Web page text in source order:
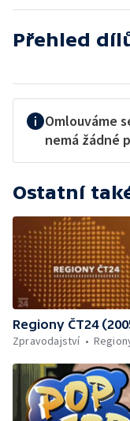
Přehled
Omlouváme
nemá žádné
Ostatní
Regiony ČT24
Zpravodajství